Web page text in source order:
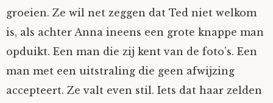
Spelican
Stefan
Sunniva
groeien. Ze wil net zeggen dat Ted niet welkom
is, als achter Anna ineens een grote knappe man
opduikt. Een man die zij kent van de foto’s. Een
man met een uitstraling die geen afwijzing
accepteert. Ze valt even stil. Iets dat haar zelden